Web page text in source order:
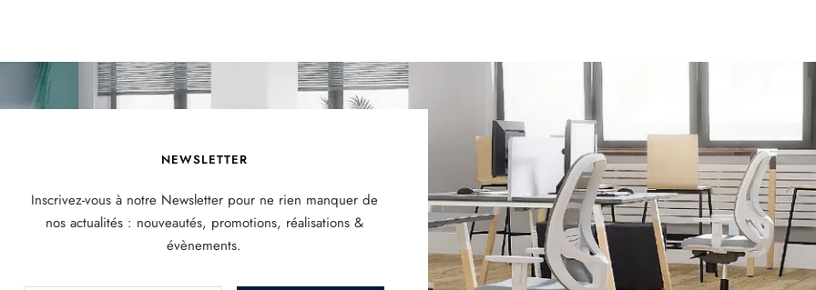
NEWSLETTER
Inscrivez-vous à notre Newsletter pour ne rien manquer de
nos actualités : nouveautés, promotions, réalisations &
évènements.